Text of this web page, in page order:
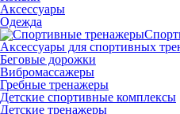
Аксессуары
Одежда
Аксессуары для спортивных
Беговые дорожки
Вибромассажеры
Гребные тренажеры
Детские спортивные комплексы
Детские тренажеры